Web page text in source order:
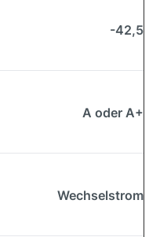
-42,5
A oder A+
Wechselstrom